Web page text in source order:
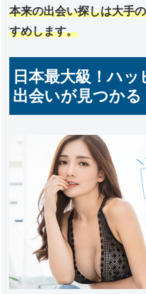
本来の出会い探しは大手
すめします。
日本最大級！ハ
出会いが見つかる